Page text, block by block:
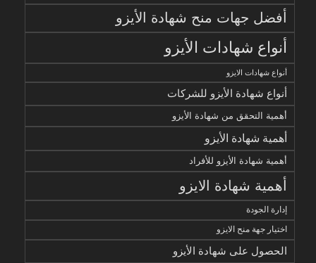
أفضل جهات منح شهادة الأيزو
أنواع شهادات الأيزو
أنواع شهادات الايزو
أنواع شهادة الأيزو للشركات
أهمية التحقق من شهادة الأيزو
أهمية شهادة الأيزو
أهمية شهادة الأيزو للأفراد
أهمية شهادة الايزو
إدارة الجودة
اختيار جهة منح الايزو
الحصول على شهادة الأيزو